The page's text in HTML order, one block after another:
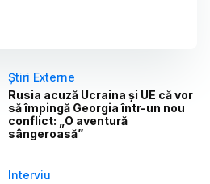
Știri Externe
Rusia acuză Ucraina și UE că vor
să împingă Georgia într-un nou
conflict: „O aventură
sângeroasă”
Interviu